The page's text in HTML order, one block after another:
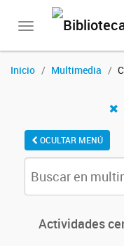
Toggle
Inicio Multimedia
OCULTAR MENÚ
Actividades